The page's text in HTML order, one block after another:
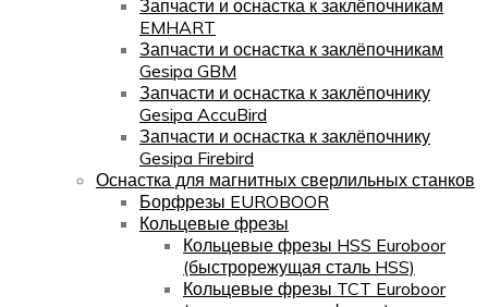
Запчасти и оснастка к заклёпочникам
EMHART
Запчасти и оснастка к заклёпочникам
Gesipa GBM
Запчасти и оснастка к заклёпочнику
Gesipa AccuBird
Запчасти и оснастка к заклёпочнику
Gesipa Firebird
Оснастка для магнитных сверлильных станков
Борфрезы EUROBOOR
Кольцевые фрезы
Кольцевые фрезы HSS Euroboor
(быстрорежущая сталь HSS)
Кольцевые фрезы TCT Euroboor